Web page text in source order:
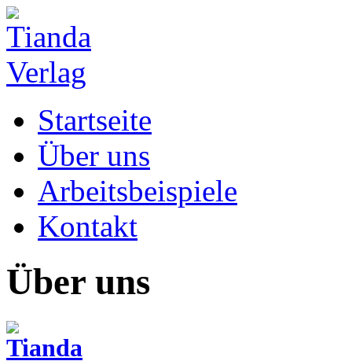
Startseite
Über uns
Arbeitsbeispiele
Kontakt
Über uns